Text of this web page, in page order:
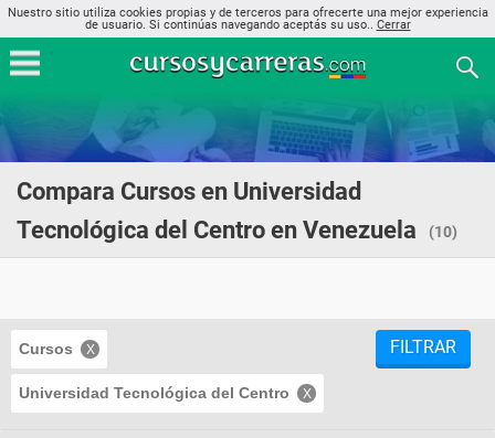
Nuestro sitio utiliza cookies propias y de terceros para ofrecerte una mejor experiencia
de usuario. Si continúas navegando aceptás su uso.. Cerrar
Compara Cursos en Universidad
Tecnológica del Centro en Venezuela
(10)
Cursos
Universidad Tecnológica del Centro
FILTRAR